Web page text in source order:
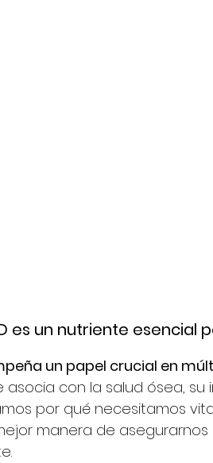
es un nutriente esencial
un papel crucial en
con la salud ósea, su
por qué necesitamos
manera de